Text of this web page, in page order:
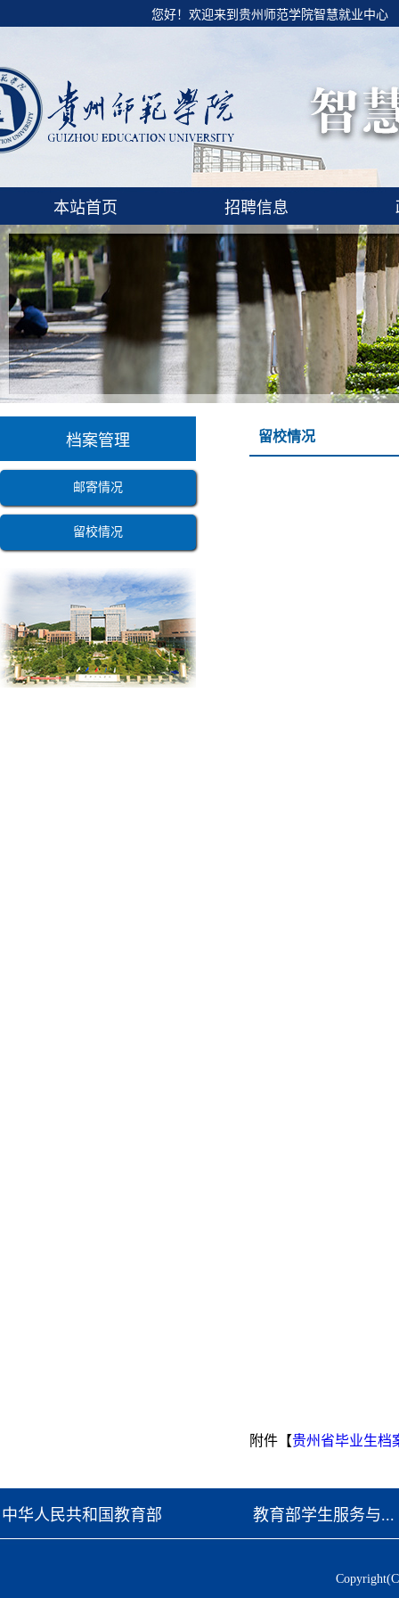
您好！欢迎来到贵州师范学院智慧就业中心
本站首页 招聘信息
档案管理
邮寄情况
留校情况
留校情况
附件【贵州省毕业生档
中华人民共和国教育部 教育部学生服务与...